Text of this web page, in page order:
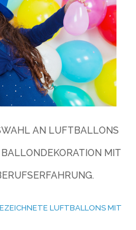
AN LUFTBALLONS
MIT
LUFTBALLONS MIT